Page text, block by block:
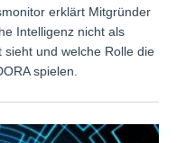
erklärt Mitgründer
Intelligenz nicht als
und welche Rolle die
spielen.